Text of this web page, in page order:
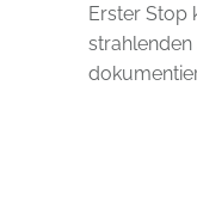
Erster Stop
strahlenden